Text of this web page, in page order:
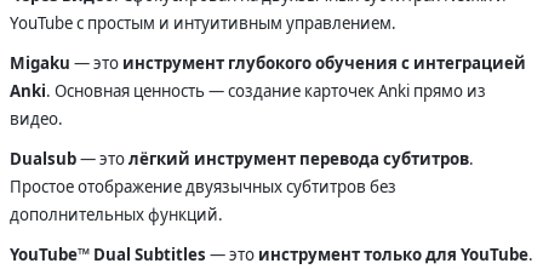
YouTube с простым и интуитивным управлением.
Migaku — это инструмент глубокого обучения с интеграцией
Anki. Основная ценность — создание карточек Anki прямо из
видео.
Dualsub— этолёгкий инструмент перевода субтитров.
Простое отображение двуязычных субтитров без
дополнительных функций.
YouTube™ Dual Subtitles — это инструмент только для YouTube.